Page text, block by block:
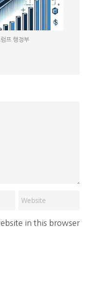
프 행정부
in this browser